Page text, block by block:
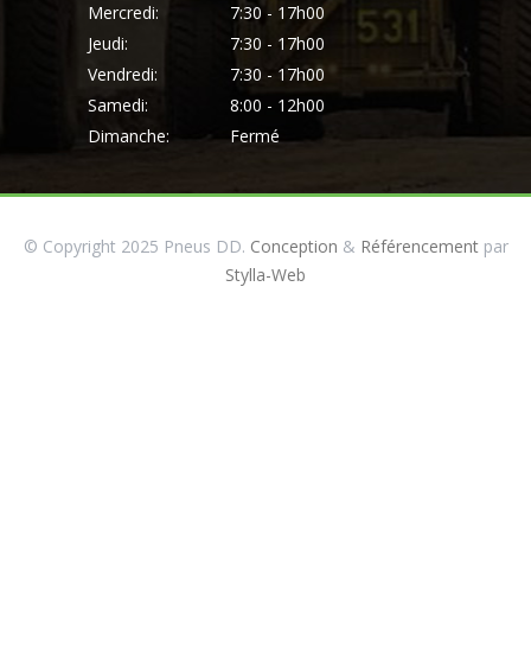
Mercredi:
7:30 - 17h00
Jeudi:
7:30 - 17h00
Vendredi:
7:30 - 17h00
Samedi:
8:00 - 12h00
Dimanche:
Fermé
© Copyright 2025 Pneus DD. Conception & Référencementpar
Stylla-Web